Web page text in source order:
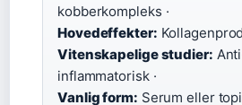
kobberkompleks ·
Hovedeffekter:
Vitenskapelige studier:
inflammatorisk ·
Vanlig form: Serum eller